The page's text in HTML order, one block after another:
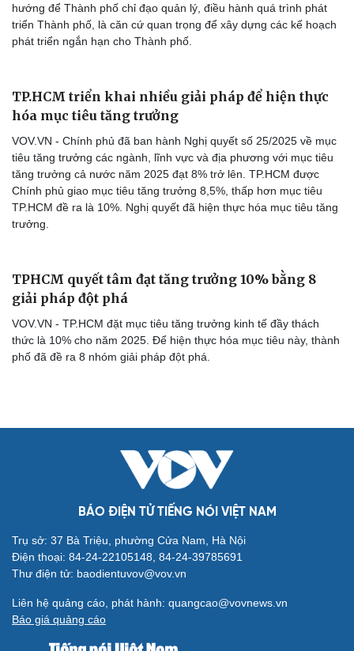
hướng để Thành phố chỉ đạo quản lý, điều hành quá trình phát
triển Thành phố, là căn cứ quan trọng để xây dựng các kế hoạch
phát triển ngắn hạn cho Thành phố.
TP.HCM triển khai nhiều giải pháp để hiện thực
hóa mục tiêu tăng trưởng
VOV.VN - Chính phủ đã ban hành Nghị quyết số 25/2025 về mục
tiêu tăng trưởng các ngành, lĩnh vực và địa phương với mục tiêu
tăng trưởng cả nước năm 2025 đạt 8% trở lên. TP.HCM được
Chính phủ giao mục tiêu tăng trưởng 8,5%, thấp hơn mục tiêu
TP.HCM đề ra là 10%. Nghị quyết đã hiện thực hóa mục tiêu tăng
trưởng.
TPHCM quyết tâm đạt tăng trưởng 10% bằng 8
giải pháp đột phá
VOV.VN - TP.HCM đặt mục tiêu tăng trưởng kinh tế đầy thách
thức là 10% cho năm 2025. Để hiện thực hóa mục tiêu này, thành
phố đã đề ra 8 nhóm giải pháp đột phá.
BÁO ĐIỆN TỬ TIẾNG NÓI VIỆT NAM
Trụ sở: 37 Bà Triệu, phường Cửa Nam, Hà Nội
Điện thoại: 84-24-22105148, 84-24-39785691
Thư điện tử: baodientuvov@vov.vn
Liên hệ quảng cáo, phát hành: quangcao@vovnews.vn
Báo giá quảng cáo